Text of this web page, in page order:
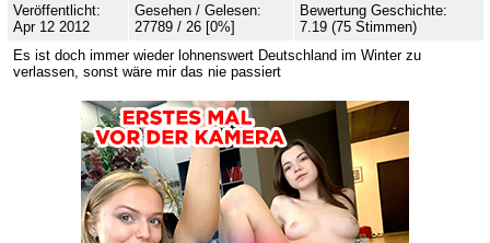
Veröffentlicht:
Apr 12 2012
Gesehen / Gelesen:
27789 / 26 [0%]
Bewertung Geschichte:
7.19 (75 Stimmen)
Es ist doch immer wieder lohnenswert Deutschland im Winter zu
verlassen, sonst wäre mir das nie passiert